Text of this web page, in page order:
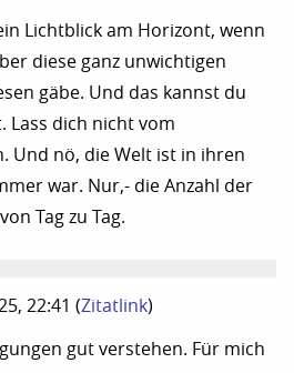
Lichtblick am Horizont, wenn
diese ganz unwichtigen
gäbe. Und das kannst du
Lass dich nicht vom
Und nö, die Welt ist in ihren
war. Nur,- die Anzahl der
Tag zu Tag.
22:41 (Zitatlink)
gut verstehen. Für mich